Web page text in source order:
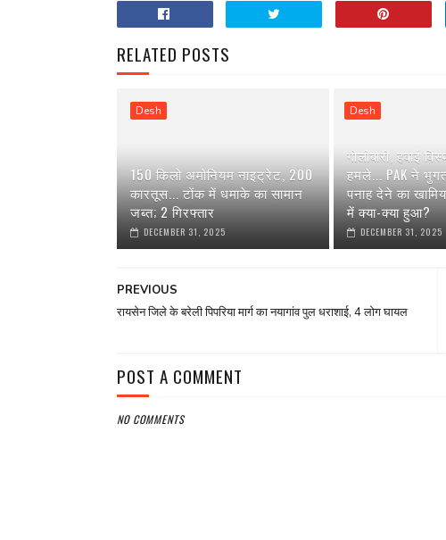
RELATED POSTS
Desh
150 किलो अमोनियम नाइट्रेट, 200
कारतूस... टोंक में धमाके का सामान
जब्त; 2 गिरफ्तार
DECEMBER 31, 2025
Desh
गोलीबारी, हवाई
हमले... PAK ने
पनाह देने का
में क्या-क्या हुआ?
DECEMBER 31, 2025
PREVIOUS
रायसेन जिले के बरेली पिपरिया मार्ग का नयागांव पुल धराशाई, 4 लोग घायल
POST A COMMENT
NO COMMENTS